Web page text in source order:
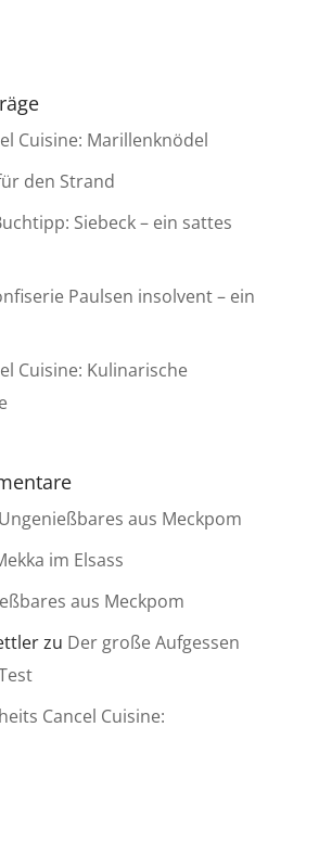
Cuisine: Marillenknödel
den Strand
Siebeck – ein sattes
Paulsen insolvent – ein
Cuisine: Kulinarische
Ungenießbares aus Meckpom
im Elsass
aus Meckpom
zu Der große Aufgessen
Cancel Cuisine: